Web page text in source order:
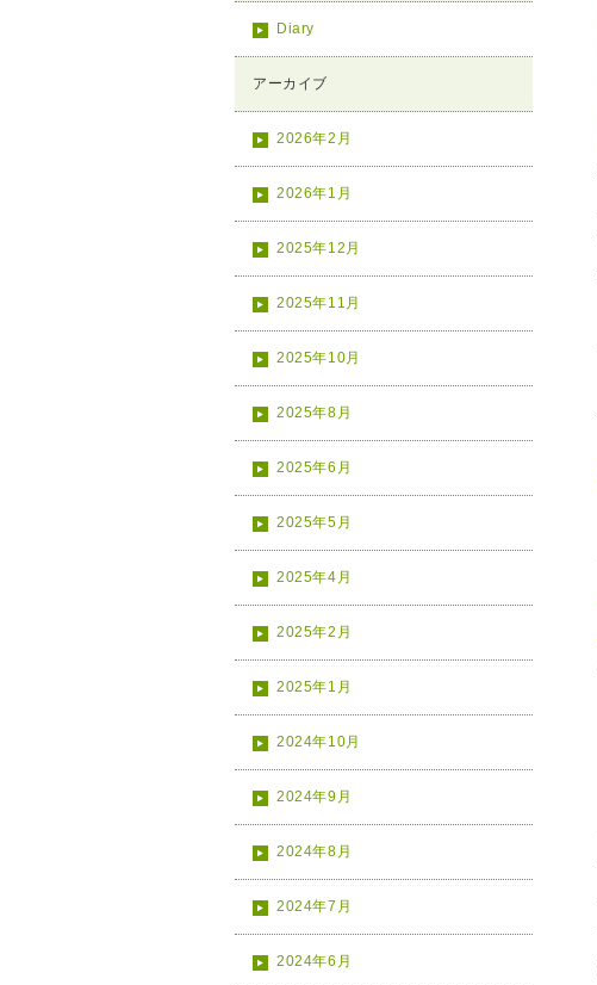
Diary
アーカイブ
2026年2月
2026年1月
2025年12月
2025年11月
2025年10月
2025年8月
2025年6月
2025年5月
2025年4月
2025年2月
2025年1月
2024年10月
2024年9月
2024年8月
2024年7月
2024年6月